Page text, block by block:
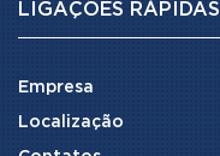
LIGAÇÕES RÁPIDAS
Empresa
Localização